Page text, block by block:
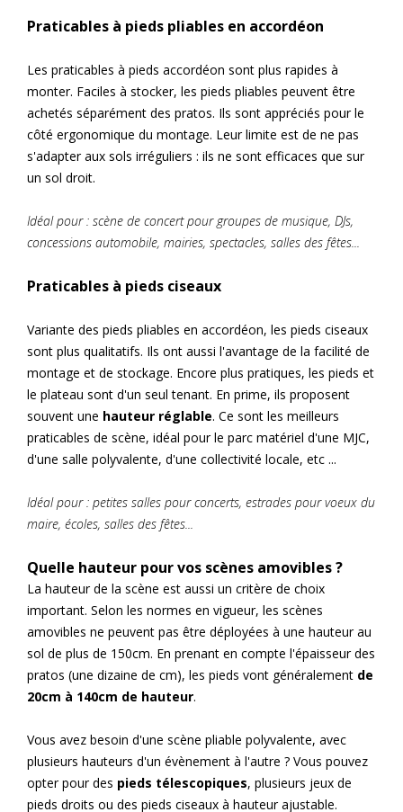
Praticables à pieds pliables en accordéon
Les praticables à pieds accordéon sont plus rapides à
monter. Faciles à stocker, les pieds pliables peuvent être
achetés séparément des pratos. Ils sont appréciés pour le
côté ergonomique du montage. Leur limite est de ne pas
s'adapter aux sols irréguliers : ils ne sont efficaces que sur
un sol droit.
Idéal pour : scène de concert pour groupes de musique, DJs,
concessions automobile, mairies, spectacles, salles des fêtes...
Praticables à pieds ciseaux
Variante des pieds pliables en accordéon, les pieds ciseaux
sont plus qualitatifs. Ils ont aussi l'avantage de la facilité de
montage et de stockage. Encore plus pratiques, les pieds et
le plateau sont d'un seul tenant. En prime, ils proposent
souvent une hauteur réglable. Ce sont les meilleurs
praticables de scène, idéal pour le parc matériel d'une MJC,
d'une salle polyvalente, d'une collectivité locale, etc ...
Idéal pour : petites salles pour concerts, estrades pour voeux du
maire, écoles, salles des fêtes...
Quelle hauteur pour vos scènes amovibles ?
La hauteur de la scène est aussi un critère de choix
important. Selon les normes en vigueur, les scènes
amovibles ne peuvent pas être déployées à une hauteur au
sol de plus de 150cm. En prenant en compte l'épaisseur des
pratos (une dizaine de cm), les pieds vont généralement de
20cm à 140cm de hauteur.
Vous avez besoin d'une scène pliable polyvalente, avec
plusieurs hauteurs d'un évènement à l'autre ? Vous pouvez
opter pour des pieds télescopiques, plusieurs jeux de
pieds droits ou des pieds ciseaux à hauteur ajustable.